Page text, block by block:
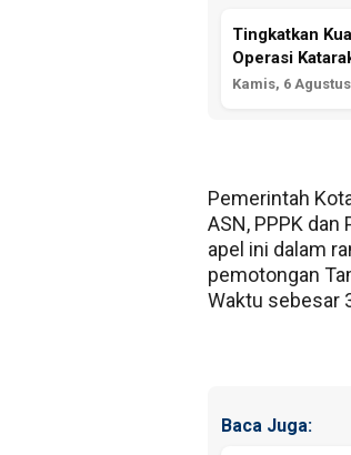
Tingkatkan
Operasi
Kamis, 6
Pemerintah
ASN, PPPK
apel ini dalam
pemotongan
Waktu sebesar
Baca Juga: